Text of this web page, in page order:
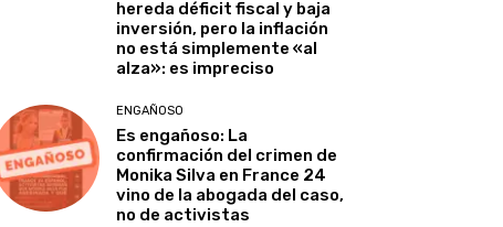
hereda déficit fiscal y baja
inversión, pero la inflación
no está simplemente «al
alza»: es impreciso
ENGAÑOSO
Es engañoso: La
confirmación del crimen de
Monika Silva en France 24
vino de la abogada del caso,
no de activistas